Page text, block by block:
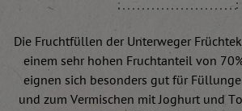
Die Fruchtfüllen der Unterweger
einem sehr hohen Fruchtanteil von
eignen sich besonders gut für
und zum Vermischen mit Joghurt und